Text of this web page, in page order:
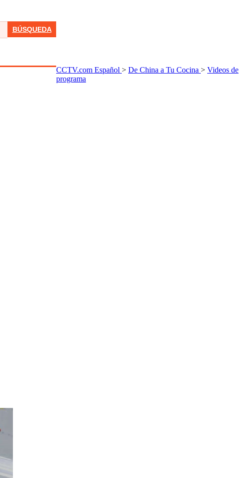
BÚSQUEDA
CCTV.com Español > De China a Tu Cocina > Videos de
programa